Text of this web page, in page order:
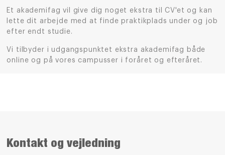
Et akademifag vil give dig noget ekstra til CV'et og kan
lette dit arbejde med at finde praktikplads under og job
efter endt studie.
Vi tilbyder i udgangspunktet ekstra akademifag både
online og på vores campusser i foråret og efteråret.
Kontakt og vejledning